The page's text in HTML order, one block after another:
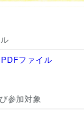
ファイル
参加対象